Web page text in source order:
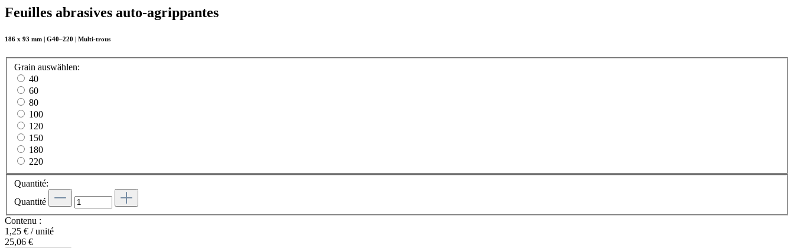
Feuilles abrasives auto-agrippantes
186 x 93 mm | G40–220 | Multi-trous
Grain auswählen:
40
60
80
100
120
150
180
220
Quantité:
Quantité
Contenu :
1,25 € / unité
25,06 €